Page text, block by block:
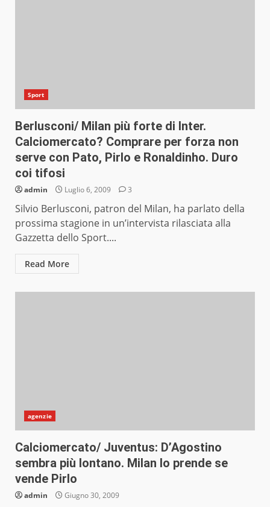
Sport
Berlusconi/ Milan più forte di Inter.
Calciomercato? Comprare per forza non
serve con Pato, Pirlo e Ronaldinho. Duro
coi tifosi
admin Luglio 6, 2009 3
Silvio Berlusconi, patron del Milan, ha parlato della
prossima stagione in un’intervista rilasciata alla
Gazzetta dello Sport....
Read More
agenzie
Calciomercato/ Juventus: D’Agostino
sembra più lontano. Milan lo prende se
vende Pirlo
admin Giugno 30, 2009